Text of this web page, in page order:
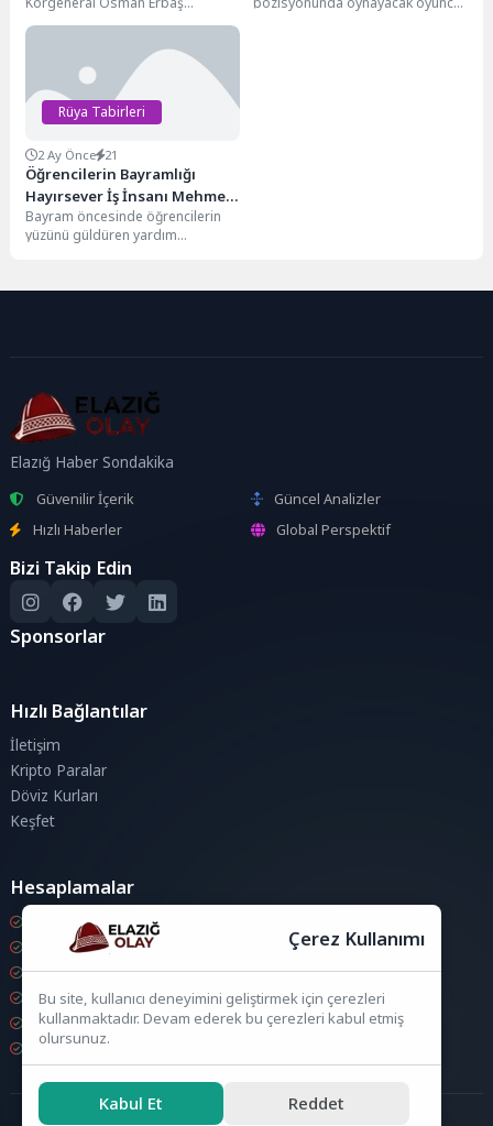
Bulvarı’nda meydana geldi.
Rüya Tabirleri
2 Ay Önce 21
Öğrencilerin Bayramlığı
Hayırsever İş İnsanı Mehmet
Bildirici’den
Bayram öncesinde öğrencilerin
yüzünü güldüren yardım
Elazığ Haber Sondakika
Güvenilir İçerik
Güncel Analizler
Hızlı Haberler
Global Perspektif
Bizi Takip Edin
Sponsorlar
Hızlı Bağlantılar
İletişim
Kripto Paralar
Döviz Kurları
Keşfet
Hesaplamalar
Kripto Para Hesaplama
Döviz Hesaplama
KDV Hesaplama
İndirim Hesaplama
Zam Hesaplama
Bileşik Hesaplama
Çerez Kullanımı
Bu site, kullanıcı deneyimini geliştirmek için çerezleri
kullanmaktadır. Devam ederek bu çerezleri kabul etmiş
olursunuz.
Kabul Et Reddet